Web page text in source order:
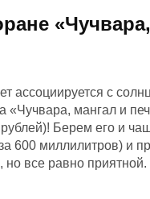
ассоциируется с
мангал и
Берем его и
600 миллилитров) и
но все равно приятной.